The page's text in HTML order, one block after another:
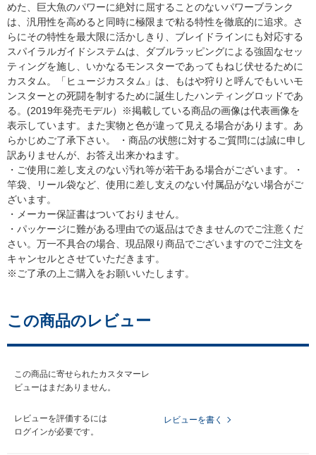
めた、巨大魚のパワーに絶対に屈することのないパワーブランク
は、汎用性を高めると同時に極限まで粘る特性を徹底的に追求。さ
らにその特性を最大限に活かしきり、ブレイドラインにも対応する
スパイラルガイドシステムは、ダブルラッピングによる強固なセッ
ティングを施し、いかなるモンスターであってもねじ伏せるために
カスタム。「ヒュージカスタム」は、もはや狩りと呼んでもいいモ
ンスターとの死闘を制するために誕生したハンティングロッドであ
る。(2019年発売モデル）※掲載している商品の画像は代表画像を
表示しています。また実物と色が違って見える場合があります。あ
らかじめご了承下さい。 ・商品の状態に対するご質問には誠に申し
訳ありませんが、お答え出来かねます。
・ご使用に差し支えのない汚れ等が若干ある場合がございます。・
竿袋、リール袋など、使用に差し支えのない付属品がない場合がご
ざいます。
・メーカー保証書はついておりません。
・パッケージに難がある理由での返品はできませんのでご注意くだ
さい。万一不具合の場合、現品限り商品でございますのでご注文を
キャンセルとさせていただきます。
※ご了承の上ご購入をお願いいたします。
この商品のレビュー
この商品に寄せられたカスタマーレ
ビューはまだありません。
レビューを評価するには
ログインが必要です。
レビューを書く